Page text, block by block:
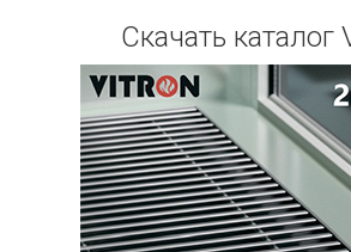
Скачать каталог